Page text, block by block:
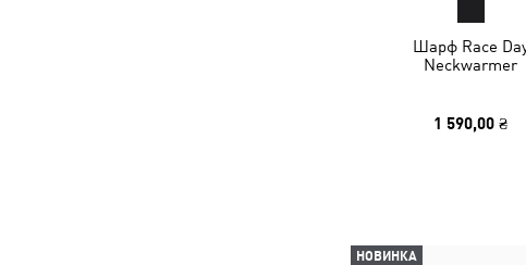
Шарф Race
Neckwarmer
1 590,00 ₴
НОВИНКА